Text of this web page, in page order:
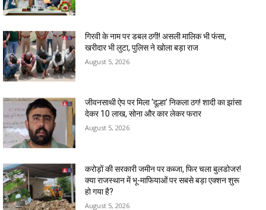
गिरवी के नाम पर डबल ठगी! असली मालिक भी फंसा,
खरीदार भी लुटा, पुलिस ने खोला बड़ा राज
August 5, 2026
जीवनसाथी ऐप पर मिला ‘दूल्हा’ निकला ठग! शादी का झांसा
देकर 10 लाख, सोना और कार लेकर फरार
August 5, 2026
करोड़ों की सरकारी जमीन पर कब्जा, फिर चला बुलडोजर!
क्या राजस्थान में भू-माफियाओं पर सबसे बड़ा एक्शन शुरू
हो गया है?
August 5, 2026